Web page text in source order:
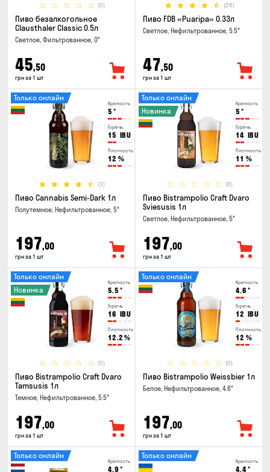
(0)
Пиво безалкогольное
Clausthaler Classic 0.5л
Светлое, Фильтрованное, 0°
45,50
грн за 1 шт
(26)
Пиво FDB «Puaripa» 0.33л
Светлое, Нефильтрованное, 5.5°
47,50
грн за 1 шт
Крепость
5 °
Горечь
15 IBU
Плотность
12 %
(3)
Только онлайн
Пиво Cannabis Semi-Dark 1л
Полутемное, Нефильтрованное, 5°
197,00
грн за 1 шт
Крепость
5 °
Горечь
14 IBU
Плотность
11 %
(0)
Только онлайн
Новинка
Пиво Bistrampolio Craft Dvaro
Sviesusis 1л
Светлое, Нефильтрованное, 5°
197,00
грн за 1 шт
Крепость
5.5 °
Горечь
16 IBU
Плотность
12.2 %
(0)
Только онлайн
Новинка
Пиво Bistrampolio Craft Dvaro
Tamsusis 1л
Темное, Нефильтрованное, 5.5°
197,00
грн за 1 шт
Крепость
4.6 °
Горечь
12 IBU
Плотность
12 %
(0)
Только онлайн
Пиво Bistrampolio Weissbier 1л
Белое, Нефильтрованное, 4.6°
197,00
грн за 1 шт
Крепость
4.9 °
Только онлайн
Крепость
4.4°
Только онлайн